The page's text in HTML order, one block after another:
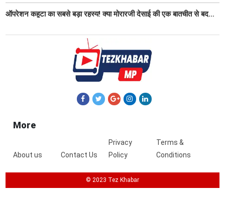
बढ़ी हलचल
ऑपरेशन कहूटा का सबसे बड़ा रहस्य! क्या मोरारजी देसाई की एक बातचीत से बदल
More
About us Contact Us
Privacy
Policy
Terms &
Conditions
© 2023 Tez Khabar